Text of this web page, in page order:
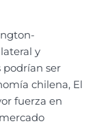
y
podrían ser
chilena, El
fuerza en